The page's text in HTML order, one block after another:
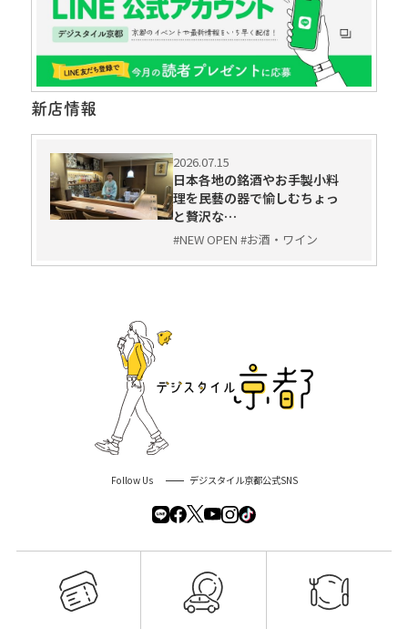
新店情報
2026.07.15
日本各地の銘酒やお手製小料
理を民藝の器で愉しむちょっ
と贅沢な…
#NEW OPEN #お酒・ワイン
Follow Us デジスタイル京都公式SNS